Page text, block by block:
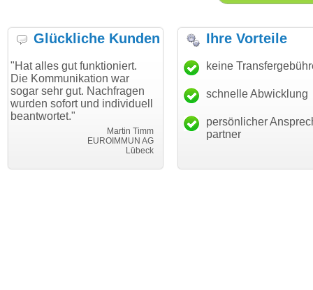
Glückliche Kunden
funktioniert.
war
gut. Nachfragen
und individuell
EUROIMMUN AG
"Danke für den schnellen
Transfer und guten Service!"
Thomas Schäfer
i can eckert communication GmbH
"Ich bin
haben.
mein
Ihre Vorteile
keine
schnelle Abwicklung
persönlicher
partner